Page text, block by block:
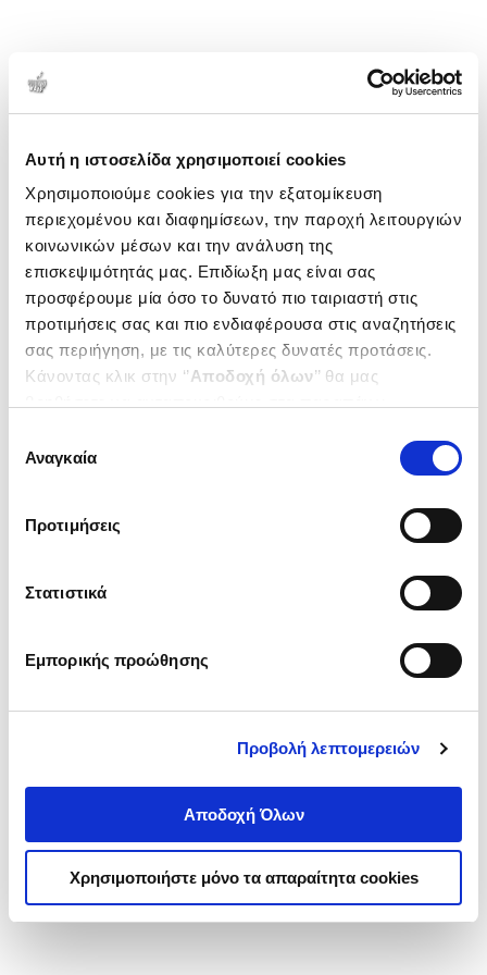
Αυτή η ιστοσελίδα χρησιμοποιεί cookies
Χρησιμοποιούμε cookies για την εξατομίκευση
περιεχομένου και διαφημίσεων, την παροχή λειτουργιών
κοινωνικών μέσων και την ανάλυση της
επισκεψιμότητάς μας. Επιδίωξη μας είναι σας
προσφέρουμε μία όσο το δυνατό πιο ταιριαστή στις
προτιμήσεις σας και πιο ενδιαφέρουσα στις αναζητήσεις
σας περιήγηση, με τις καλύτερες δυνατές προτάσεις.
Κάνοντας κλικ στην ‘’Αποδοχή όλων’’ θα μας
ενδιαφέρουν και να επιλέξετε από τα παρακάτω με την
΄΄και να ενημερωθείτε σχετικά με
συγκατάθεσης
Αναγκαία
Προτιμήσεις
Στατιστικά
Εμπορικής προώθησης
Προβολή λεπτομερειών
Αποδοχή Όλων
Χρησιμοποιήστε μόνο τα απαραίτητα cookies